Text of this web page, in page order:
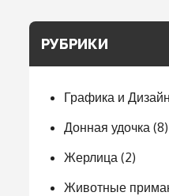
РУБРИКИ
Графика и Дизайн
Донная удочка (8)
Жерлица (2)
Животные